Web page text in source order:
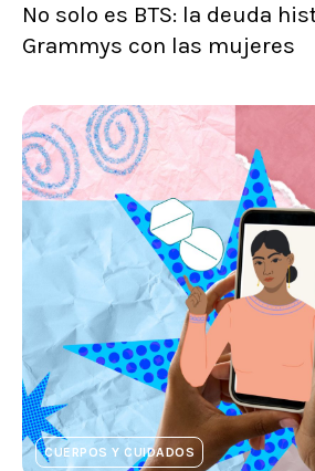
No solo es BTS: la deuda
Grammys con las mujeres
CUERPOS Y CUIDADOS